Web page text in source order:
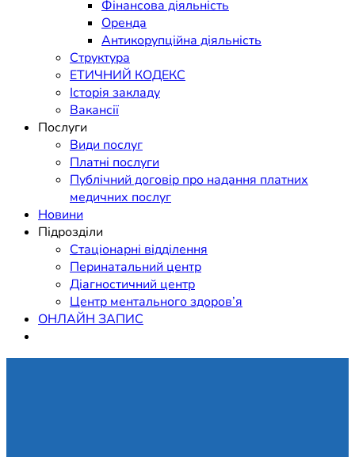
Фінансова діяльність
Оренда
Антикорупційна діяльність
Структура
ЕТИЧНИЙ КОДЕКС
Історія закладу
Вакансії
Послуги
Види послуг
Платні послуги
Публічний договір про надання платних
медичних послуг
Новини
Підрозділи
Стаціонарні відділення
Перинатальний центр
Діагностичний центр
Центр ментального здоров’я
ОНЛАЙН ЗАПИС